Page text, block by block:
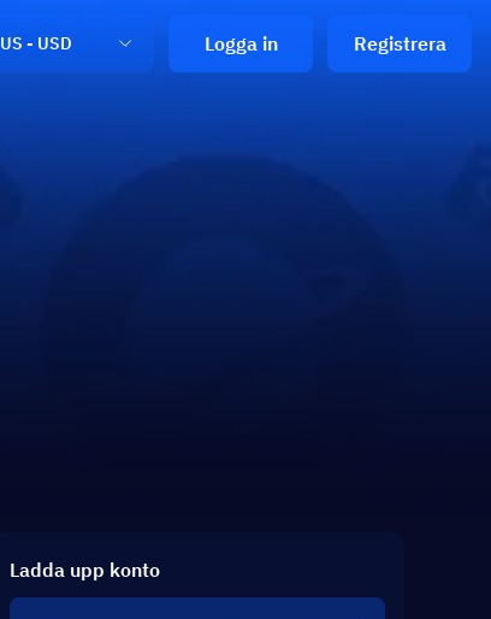
US - USD Logga in Registrera
Ladda upp konto